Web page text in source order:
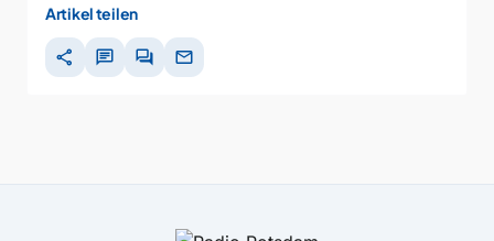
Artikel teilen
share chat forum mail